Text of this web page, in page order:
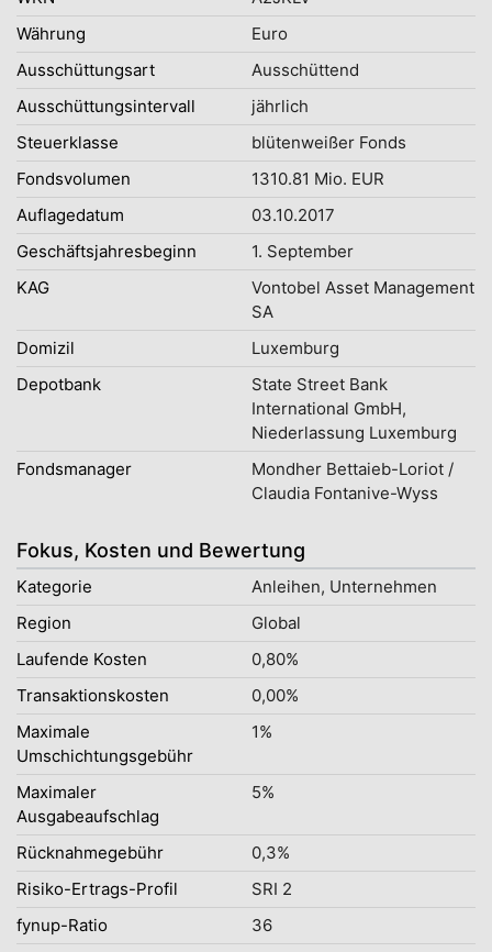
Währung
Euro
Ausschüttungsart
Ausschüttend
Ausschüttungsintervall
jährlich
Steuerklasse
blütenweißer Fonds
Fondsvolumen
1310.81 Mio. EUR
Auflagedatum
03.10.2017
Geschäftsjahresbeginn
1. September
KAG
Vontobel Asset Management
SA
Domizil
Luxemburg
Depotbank
State Street Bank
International GmbH,
Niederlassung Luxemburg
Fondsmanager
Mondher Bettaieb-Loriot /
Claudia Fontanive-Wyss
Fokus, Kosten und Bewertung
Kategorie
Anleihen, Unternehmen
Region
Global
Laufende Kosten
0,80%
Transaktionskosten
0,00%
Maximale
Umschichtungsgebühr
1%
Maximaler
Ausgabeaufschlag
5%
Rücknahmegebühr
0,3%
Risiko-Ertrags-Profil
SRI 2
fynup-Ratio
36